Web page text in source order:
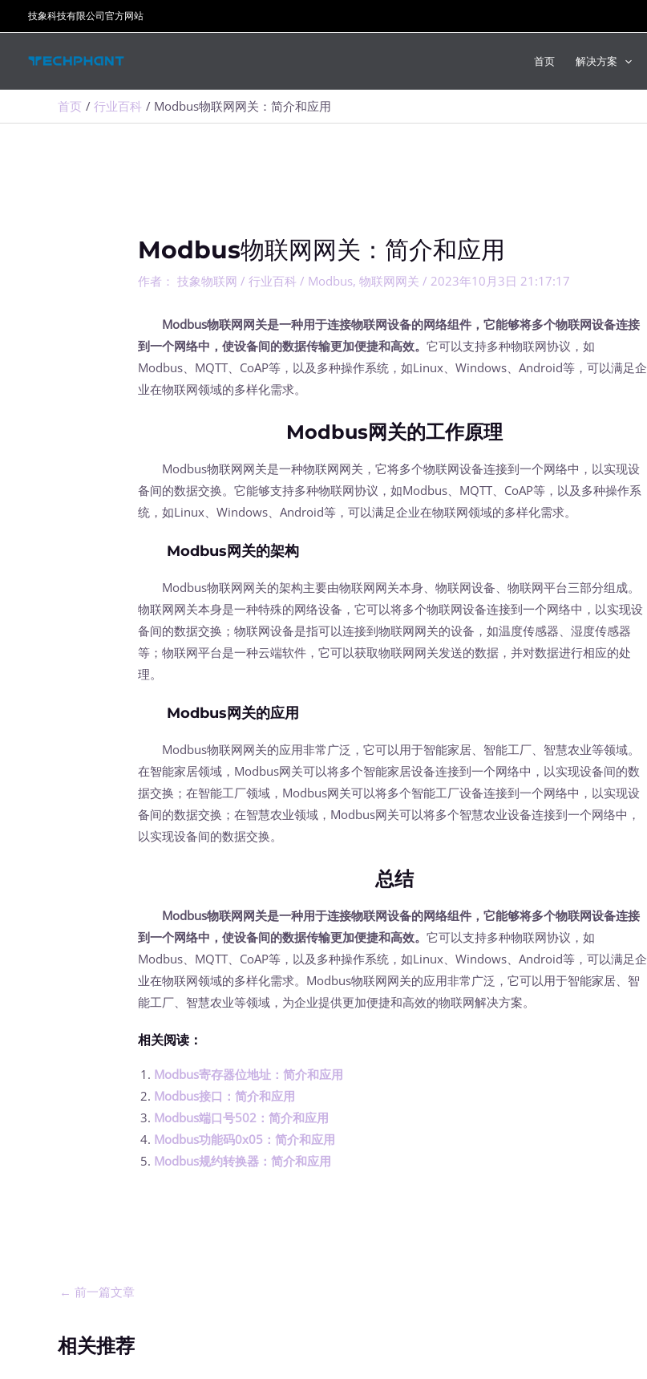
至
技象科技有限公司官方网站
首页 解决方案
首页 行业百科 Modbus物联网网关：简介和应用
Modbus物联网网关：简介和应用
作者： 技象物联网/行业百科 / Modbus,物联网网关 / 2023年10月3日 21:17:17
Modbus物联网网关是一种用于连接物联网设备的网络组件，它能够将多个物联网设备连接
到一个网络中，使设备间的数据传输更加便捷和高效。它可以支持多种物联网协议，如
Modbus、MQTT、CoAP等，以及多种操作系统，如Linux、Windows、Android等，可以满足企
业在物联网领域的多样化需求。
Modbus网关的工作原理
Modbus物联网网关是一种物联网网关，它将多个物联网设备连接到一个网络中，以实现设
备间的数据交换。它能够支持多种物联网协议，如Modbus、MQTT、CoAP等，以及多种操作系
统，如Linux、Windows、Android等，可以满足企业在物联网领域的多样化需求。
Modbus网关的架构
Modbus物联网网关的架构主要由物联网网关本身、物联网设备、物联网平台三部分组成。
物联网网关本身是一种特殊的网络设备，它可以将多个物联网设备连接到一个网络中，以实现设
备间的数据交换；物联网设备是指可以连接到物联网网关的设备，如温度传感器、湿度传感器
等；物联网平台是一种云端软件，它可以获取物联网网关发送的数据，并对数据进行相应的处
理。
Modbus网关的应用
Modbus物联网网关的应用非常广泛，它可以用于智能家居、智能工厂、智慧农业等领域。
在智能家居领域，Modbus网关可以将多个智能家居设备连接到一个网络中，以实现设备间的数
据交换；在智能工厂领域，Modbus网关可以将多个智能工厂设备连接到一个网络中，以实现设
备间的数据交换；在智慧农业领域，Modbus网关可以将多个智慧农业设备连接到一个网络中，
以实现设备间的数据交换。
总结
Modbus物联网网关是一种用于连接物联网设备的网络组件，它能够将多个物联网设备连接
到一个网络中，使设备间的数据传输更加便捷和高效。它可以支持多种物联网协议，如
Modbus、MQTT、CoAP等，以及多种操作系统，如Linux、Windows、Android等，可以满足企
业在物联网领域的多样化需求。Modbus物联网网关的应用非常广泛，它可以用于智能家居、智
能工厂、智慧农业等领域，为企业提供更加便捷和高效的物联网解决方案。
相关阅读：
Modbus寄存器位地址：简介和应用
Modbus接口：简介和应用
Modbus端口号502：简介和应用
Modbus功能码0x05：简介和应用
Modbus规约转换器：简介和应用
← 前一篇文章
相关推荐